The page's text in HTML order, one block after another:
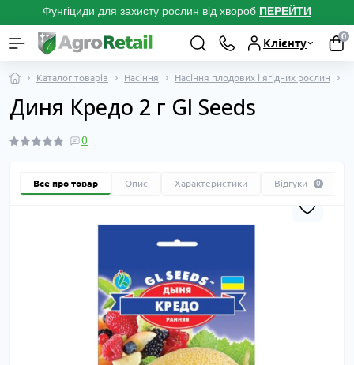
Фунгіциди для захисту рослин від хвороб ПЕРЕЙТИ
Клієнту
0
Каталог товарів Насіння Насіння плодових і ягідних рослин
Диня Кредо 2 г Gl Seeds
0
Все про товар Опис Характеристики Відгуки 0